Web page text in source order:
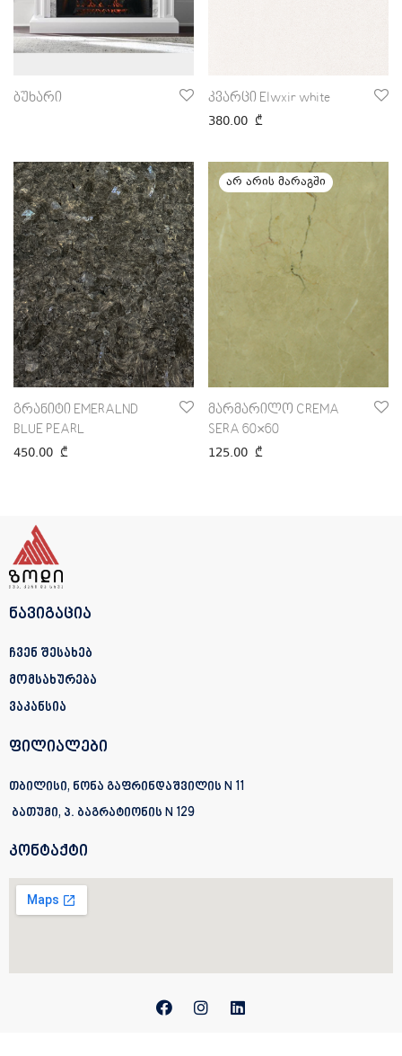
ბუხარი კვარცი Elwxir white
380.00 ₾
გრანიტი EMERALND
BLUE PEARL
450.00 ₾
მარმარილო CREMA
SERA 60×60
125.00 ₾
ნავიგაცია
ჩვენ შესახებ
მომსახურება
ვაკანსია
ფილიალები
თბილისი, ნონა გაფრინდაშვილის N 11
ბათუმი, პ. ბაგრატიონის N 129
კონტაქტი